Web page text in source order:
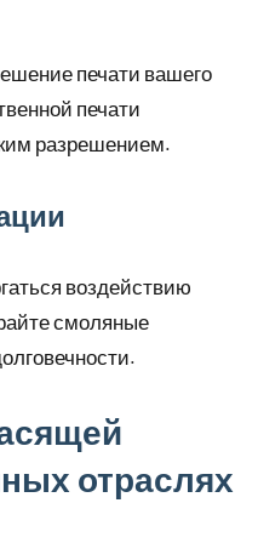
печати вашего
печати
разрешением.
воздействию
смоляные
отраслях